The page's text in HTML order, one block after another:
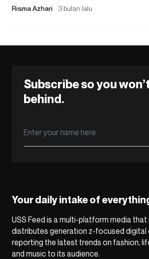
Risma Azhari 3 bulan lalu
Subscribe so you
behind.
Your daily intake of
USS Feed is a multi-platform media
distributes generation z-focused digital
reporting the latest trends on fashion,
and music to its audience.